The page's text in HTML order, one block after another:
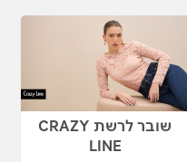
שובר לרשת CRAZY
LINE